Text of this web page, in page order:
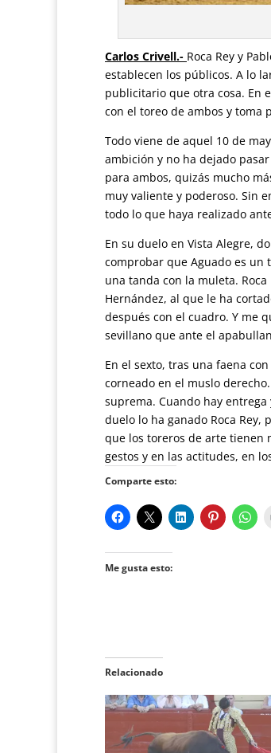
Carlos Crivell.- Roca Rey y
establecen los públicos. A lo
publicitario que otra cosa. En
con el toreo de ambos y toma
Todo viene de aquel 10 de
ambición y no ha dejado
para ambos, quizás mucho
muy valiente y poderoso. Sin
todo lo que haya realizado
En su duelo en Vista Alegre,
comprobar que Aguado es un
una tanda con la muleta.
Hernández, al que le ha
después con el cuadro. Y me
sevillano que ante el
En el sexto, tras una faena
corneado en el muslo
suprema. Cuando hay
duelo lo ha ganado Roca Rey,
que los toreros de arte tienen
gestos y en las actitudes, en
Comparte esto:
Me gusta esto:
Relacionado